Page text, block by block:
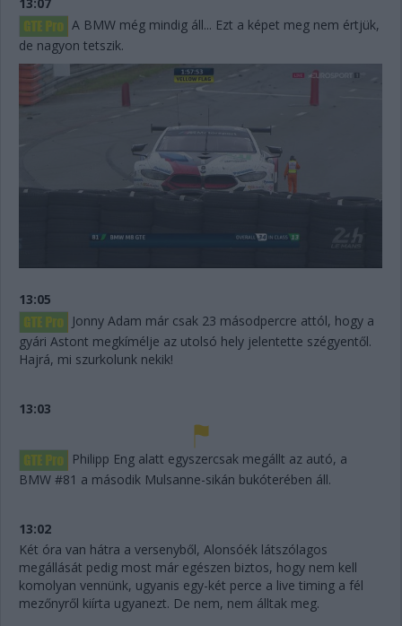
13:07
A BMW még mindig áll... Ezt a képet meg nem értjük,
de nagyon tetszik.
13:05
Jonny Adam már csak 23 másodpercre attól, hogy a
gyári Astont megkímélje az utolsó hely jelentette szégyentől.
Hajrá, mi szurkolunk nekik!
13:03
Philipp Eng alatt egyszercsak megállt az autó, a
BMW #81 a második Mulsanne-sikán bukóterében áll.
13:02
Két óra van hátra a versenyből, Alonsóék látszólagos
megállását pedig most már egészen biztos, hogy nem kell
komolyan vennünk, ugyanis egy-két perce a live timing a fél
mezőnyről kiírta ugyanezt. De nem, nem álltak meg.